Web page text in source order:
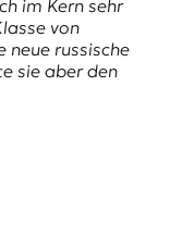
im Kern sehr
von
neue russische
sie aber den